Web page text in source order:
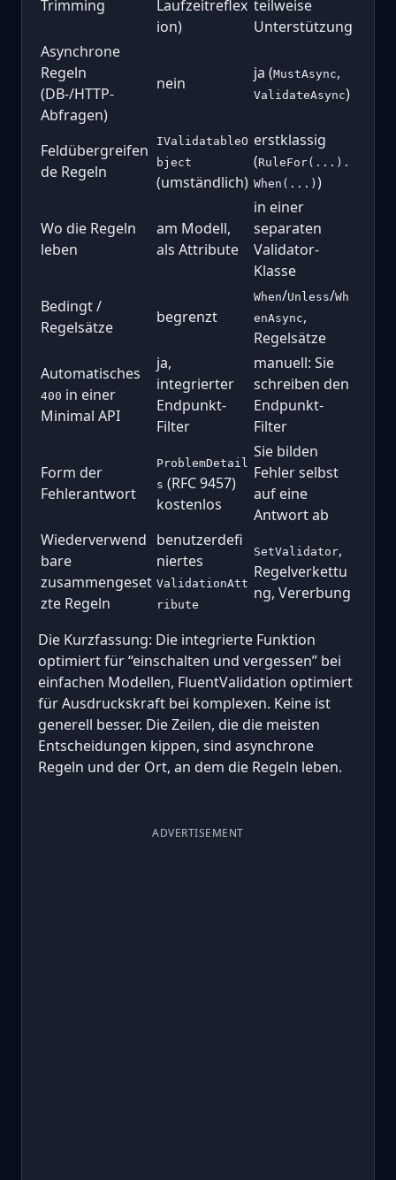
Trimming
Laufzeitreflex
ion)
teilweise
Unterstützung
Asynchrone
Regeln
(DB-/HTTP-
Abfragen)
nein
ja (MustAsync,
ValidateAsync)
Feldübergreifen
de Regeln
IValidatableO
bject
(umständlich)
erstklassig
(RuleFor(...).
When(...) )
Wo die Regeln
leben
am Modell,
als Attribute
in einer
separaten
Validator-
Klasse
Bedingt /
Regelsätze
begrenzt
When/Unless/Wh
enAsync,
Regelsätze
Automatisches
400 in einer
Minimal API
ja,
integrierter
Endpunkt-
Filter
manuell: Sie
schreiben den
Endpunkt-
Filter
Form der
Fehlerantwort
ProblemDetail
s (RFC 9457)
kostenlos
Sie bilden
Fehler selbst
auf eine
Antwort ab
Wiederverwend
bare
zusammengeset
zte Regeln
benutzerdefi
niertes
ValidationAtt
ribute
SetValidator,
Regelverkettu
ng, Vererbung
Die Kurzfassung: Die integrierte Funktion
optimiert für “einschalten und vergessen” bei
einfachen Modellen, FluentValidation optimiert
für Ausdruckskraft bei komplexen. Keine ist
generell besser. Die Zeilen, die die meisten
Entscheidungen kippen, sind asynchrone
Regeln und der Ort, an dem die Regeln leben.
ADVERTISEMENT